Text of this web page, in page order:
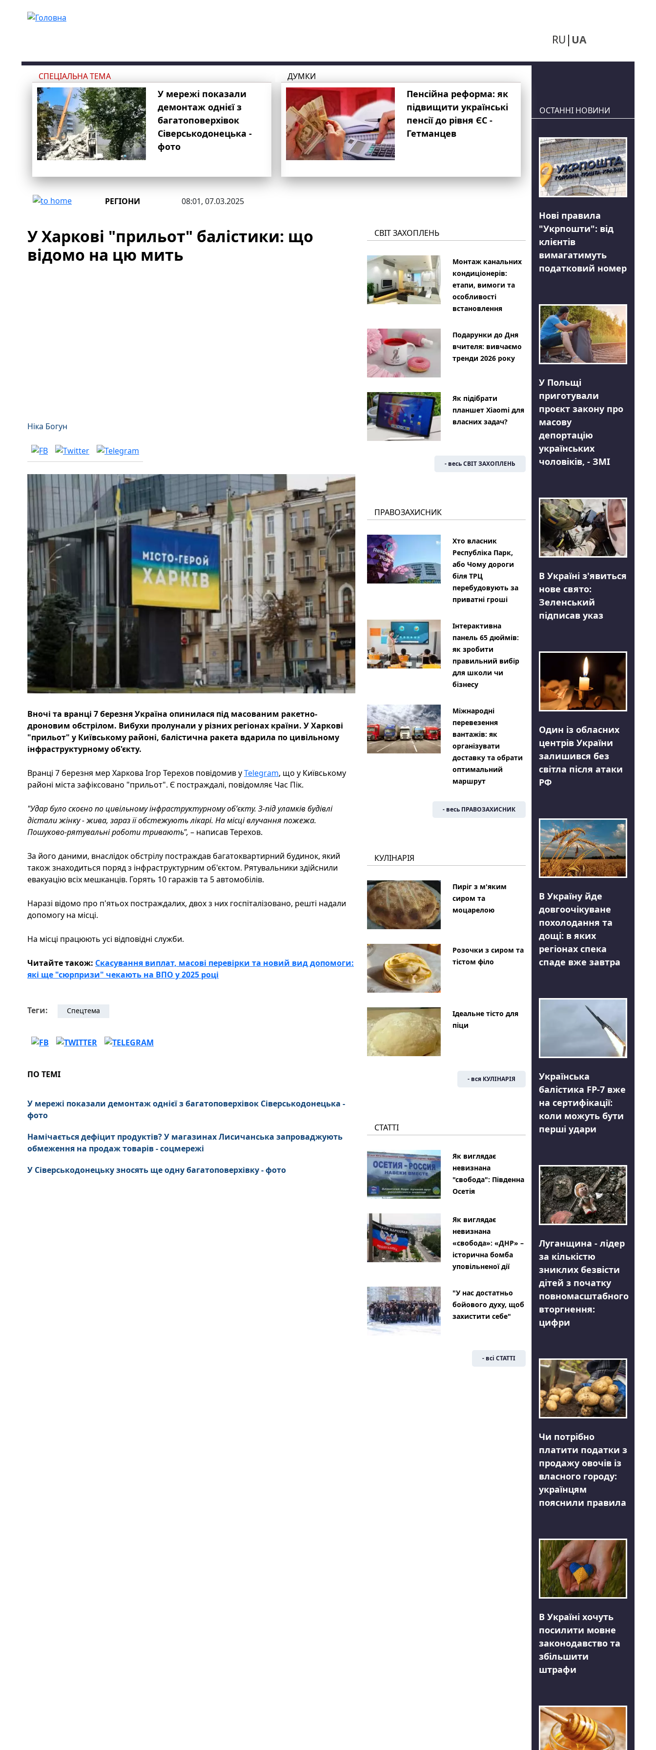
RU UA
СПЕЦІАЛЬНА ТЕМА
У мережі показали
демонтаж однієї з
багатоповерхівок
Сіверськодонецька -
фото
ДУМКИ
Пенсійна реформа: як
підвищити українські
пенсії до рівня ЄС -
Гетманцев
РЕГІОНИ 08:01, 07.03.2025
У Харкові "прильот" балістики: що
відомо на цю мить
Ніка Богун
Вночі та вранці 7 березня Україна опинилася під масованим ракетно-
дроновим обстрілом. Вибухи пролунали у різних регіонах країни. У Харкові
"прильот" у Київському районі, балістична ракета вдарила по цивільному
інфраструктурному об'єкту.
Вранці 7 березня мер Харкова Ігор Терехов повідомив уTelegram, що у Київському
районі міста зафіксовано "прильот". Є постраждалі, повідомляє Час Пік.
"Удар було скоєно по цивільному інфраструктурному обʼєкту. З-під уламків будівлі
дістали жінку - жива, зараз її обстежують лікарі. На місці влучання пожежа.
Пошуково-рятувальні роботи тривають", – написав Терехов.
За його даними, внаслідок обстрілу постраждав багатоквартирний будинок, який
також знаходиться поряд з інфраструктурним об'єктом. Рятувальники здійснили
евакуацію всіх мешканців. Горять 10 гаражів та 5 автомобілів.
Наразі відомо про п'ятьох постраждалих, двох з них госпіталізовано, решті надали
допомогу на місці.
На місці працюють усі відповідні служби.
Читайте також: Скасування виплат, масові перевірки та новий вид допомоги:
які ще "сюрпризи" чекають на ВПО у 2025 році
Теги: Спецтема
ПО ТЕМІ
У мережі показали демонтаж однієї з багатоповерхівок Сіверськодонецька -
фото
Намічається дефіцит продуктів? У магазинах Лисичанська запроваджують
обмеження на продаж товарів - соцмережі
У Сіверськодонецьку зносять ще одну багатоповерхівку - фото
СВІТ ЗАХОПЛЕНЬ
Монтаж канальних
кондиціонерів:
етапи, вимоги та
особливості
встановлення
Подарунки до Дня
вчителя: вивчаємо
тренди 2026 року
Як підібрати
планшет Xiaomi для
власних задач?
- весь СВІТ ЗАХОПЛЕНЬ
ПРАВОЗАХИСНИК
Хто власник
Республіка Парк,
або Чому дороги
біля ТРЦ
перебудовують за
приватні гроші
Інтерактивна
панель 65 дюймів:
як зробити
правильний вибір
для школи чи
бізнесу
Міжнародні
перевезення
вантажів: як
організувати
доставку та обрати
оптимальний
маршрут
- весь ПРАВОЗАХИСНИК
КУЛІНАРІЯ
Пиріг з м'яким
сиром та
моцарелою
Розочки з сиром та
тістом філо
Ідеальне тісто для
піци
- вся КУЛІНАРІЯ
СТАТТІ
Як виглядає
невизнана
"свобода": Південна
Осетія
Як виглядає
невизнана
«свобода»: «ДНР» –
історична бомба
уповільненої дії
"У нас достатньо
бойового духу, щоб
захистити себе"
- всі СТАТТІ
ОСТАННІ НОВИНИ
Нові правила
"Укрпошти": від
клієнтів
вимагатимуть
податковий номер
У Польщі
приготували
проєкт закону про
масову
депортацію
українських
чоловіків, - ЗМІ
В Україні з'явиться
нове свято:
Зеленський
підписав указ
Один із обласних
центрів України
залишився без
світла після атаки
РФ
В Україну йде
довгоочікуване
похолодання та
дощі: в яких
регіонах спека
спаде вже завтра
Українська
балістика FP-7 вже
на сертифікації:
коли можуть бути
перші удари
Луганщина - лідер
за кількістю
зниклих безвісти
дітей з початку
повномасштабного
вторгнення:
цифри
Чи потрібно
платити податки з
продажу овочів із
власного городу:
українцям
пояснили правила
В Україні хочуть
посилити мовне
законодавство та
збільшити
штрафи